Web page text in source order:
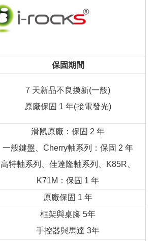
保固期間
7 天新品不良換新(一般)
原廠保固 1 年(接電發光)
滑鼠原廠：保固 2 年
一般鍵盤、Cherry軸系列：保固 2 年
高特軸系列、佳達隆軸系列、K85R、
K71M：保固 1 年
原廠保固 1 年
框架與桌腳 5年
手控器與馬達 3年